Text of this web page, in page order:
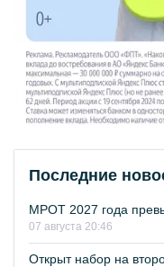
Последние
МРОТ 2027 года
07 августа 20:46
Открыт набор на